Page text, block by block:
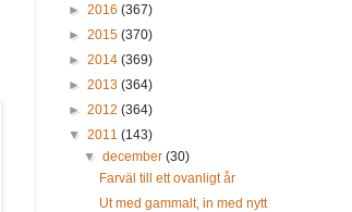
► 2016 (367)
► 2015 (370)
► 2014 (369)
► 2013 (364)
► 2012 (364)
▼ 2011 (143)
▼ december (30)
Farväl till ett ovanligt år
Ut med gammalt, in med nytt